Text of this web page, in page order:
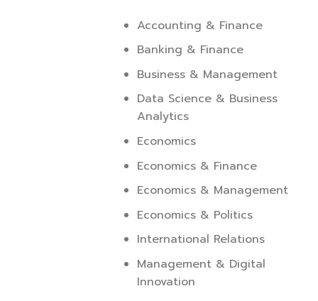
Accounting & Finance
Banking & Finance
Business & Management
Data Science & Business
Analytics
Economics
Economics & Finance
Economics & Management
Economics & Politics
International Relations
Management & Digital
Innovation